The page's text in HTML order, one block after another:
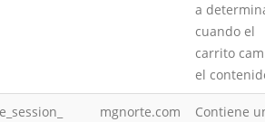
a
cuando el
carrito
el
mgnorte.com
Contiene